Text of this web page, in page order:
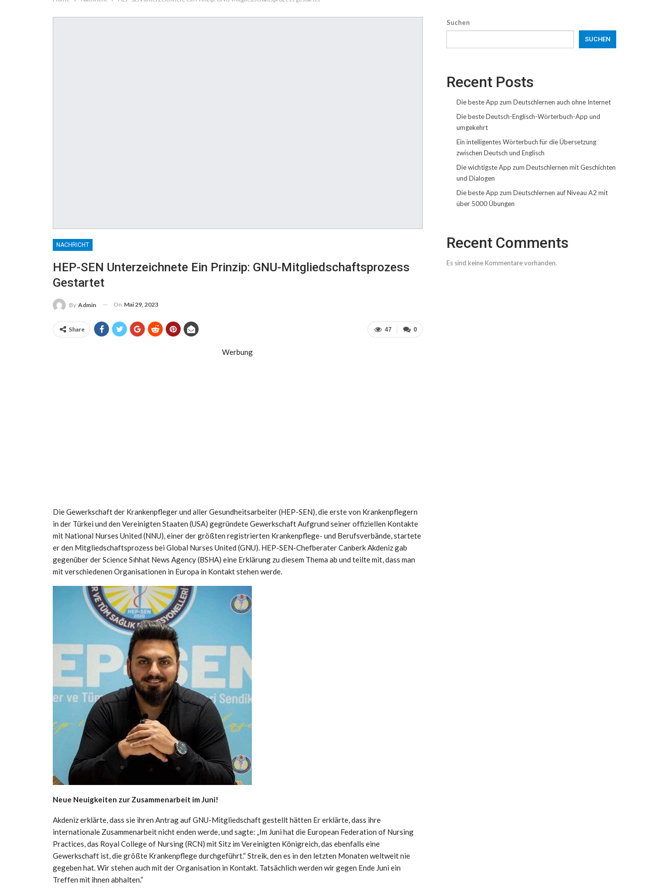
NACHRICHT
HEP-SEN Unterzeichnete Ein Prinzip: GNU-Mitgliedschaftsprozess
Gestartet
By Admin On Mai 29, 2023
0
47
Share
Werbung
Die Gewerkschaft der Krankenpfleger und aller Gesundheitsarbeiter (HEP-SEN), die erste von Krankenpflegern
in der Türkei und den Vereinigten Staaten (USA) gegründete GewerkschaftAufgrund seiner offiziellen Kontakte
mit National Nurses United (NNU), einer der größten registrierten Krankenpflege- und Berufsverbände, startete
er den Mitgliedschaftsprozess bei Global Nurses United (GNU). HEP-SEN-Chefberater Canberk Akdeniz gab
gegenüber der Science Sıhhat News Agency (BSHA) eine Erklärung zu diesem Thema ab und teilte mit, dass man
mit verschiedenen Organisationen in Europa in Kontakt stehen werde.
Neue Neuigkeiten zur Zusammenarbeit im Juni!
Akdeniz erklärte, dass sie ihren Antrag auf GNU-Mitgliedschaft gestellt hätten Er erklärte, dass ihre
internationale Zusammenarbeit nicht enden werde, und sagte: „Im Juni hat die European Federation of Nursing
Practices, das Royal College of Nursing (RCN) mit Sitz im Vereinigten Königreich, das ebenfalls eine
Gewerkschaft ist, die größte Krankenpflege durchgeführt.“ Streik, den es in den letzten Monaten weltweit nie
gegeben hat. Wir stehen auch mit der Organisation in Kontakt. Tatsächlich werden wir gegen Ende Juni ein
Treffen mit ihnen abhalten.“
Suchen
SUCHEN
Recent Posts
Die beste App zum Deutschlernen auch ohne Internet
Die beste Deutsch-Englisch-Wörterbuch-App und
umgekehrt
Ein intelligentes Wörterbuch für die Übersetzung
zwischen Deutsch und Englisch
Die wichtigste App zum Deutschlernen mit Geschichten
und Dialogen
Die beste App zum Deutschlernen auf Niveau A2 mit
über 5000 Übungen
Recent Comments
Es sind keine Kommentare vorhanden.